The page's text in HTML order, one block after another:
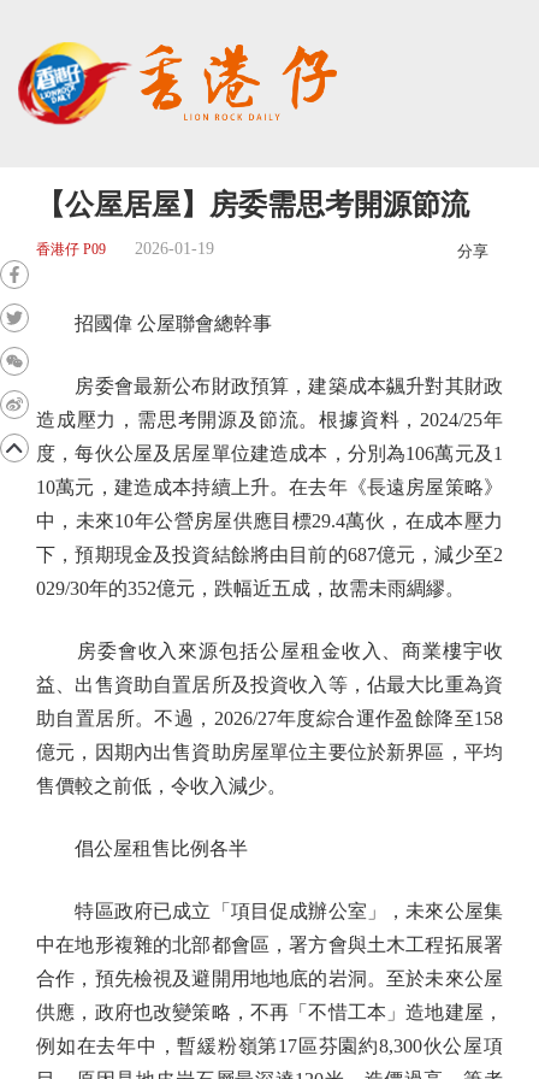
【公屋居屋】房委需思考開源節流
香港仔 P09 2026-01-19 分享
招國偉 公屋聯會總幹事
房委會最新公布財政預算，建築成本飊升對其財政
造成壓力，需思考開源及節流。根據資料，2024/25年
度，每伙公屋及居屋單位建造成本，分別為106萬元及1
10萬元，建造成本持續上升。在去年《長遠房屋策略》
中，未來10年公營房屋供應目標29.4萬伙，在成本壓力
下，預期現金及投資結餘將由目前的687億元，減少至2
029/30年的352億元，跌幅近五成，故需未雨綢繆。
房委會收入來源包括公屋租金收入、商業樓宇收
益、出售資助自置居所及投資收入等，佔最大比重為資
助自置居所。不過，2026/27年度綜合運作盈餘降至158
億元，因期內出售資助房屋單位主要位於新界區，平均
售價較之前低，令收入減少。
倡公屋租售比例各半
特區政府已成立「項目促成辦公室」，未來公屋集
中在地形複雜的北部都會區，署方會與土木工程拓展署
合作，預先檢視及避開用地地底的岩洞。至於未來公屋
供應，政府也改變策略，不再「不惜工本」造地建屋，
例如在去年中，暫緩粉嶺第17區芬園約8,300伙公屋項